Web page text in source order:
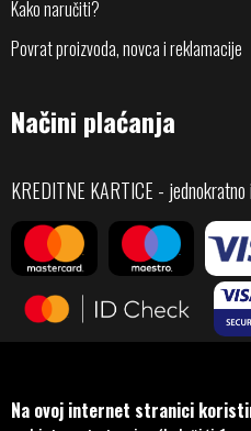
Kako naručiti?
Povrat proizvoda, novca i reklamacije
Načini plaćanja
KREDITNE KARTICE - jednokratno
Na ovoj internet stranici